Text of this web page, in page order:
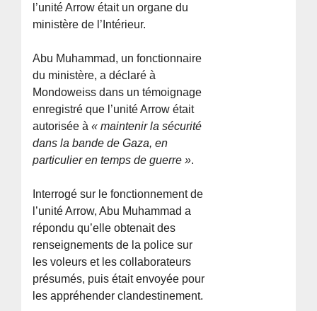
l’unité Arrow était un organe du
ministère de l’Intérieur.
Abu Muhammad, un fonctionnaire
du ministère, a déclaré à
Mondoweiss dans un témoignage
enregistré que l’unité Arrow était
autorisée à« maintenir la sécurité
dans la bande de Gaza, en
particulier en temps de guerre ».
Interrogé sur le fonctionnement de
l’unité Arrow, Abu Muhammad a
répondu qu’elle obtenait des
renseignements de la police sur
les voleurs et les collaborateurs
présumés, puis était envoyée pour
les appréhender clandestinement.